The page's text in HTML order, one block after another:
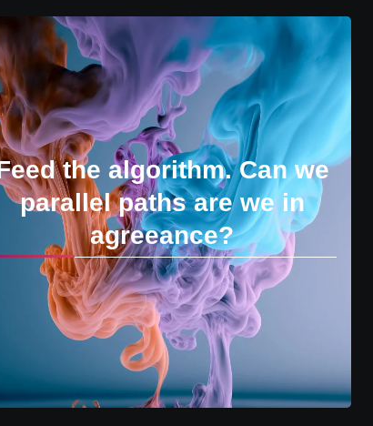
the algorithm. Can we
parallel paths are we in
agreeance?